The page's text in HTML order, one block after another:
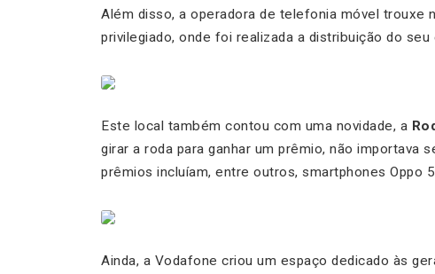
Além disso, a operadora de telefonia móvel trouxe
privilegiado, onde foi realizada a distribuição do
Este local também contou com uma novidade, a
girar a roda para ganhar um prêmio, não importava
prêmios incluíam, entre outros, smartphones Oppo
Ainda, a Vodafone criou um espaço dedicado às